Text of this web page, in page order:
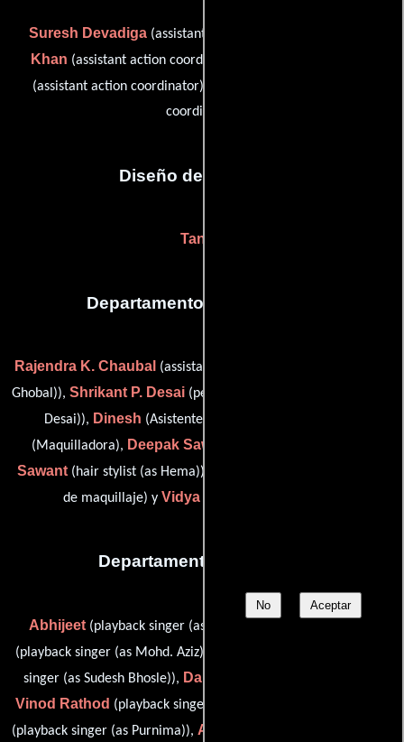
No Aceptar
Suresh Devadiga(assistant action coordinator),
Khan (assistant action coordinator),
(assistant action coordinator) y
coordinator)
Diseño de vestuario
Tantra
Departamento de maquillaje
Rajendra K. Chaubal (assistant makeup artist (as Rajendra K.
Ghobal)), Shrikant P. Desai (personal makeup artist (as Srikant
Desai)), Dinesh (Asistente de maquillaje),
(Maquilladora), Deepak Sawant
Sawant(hair stylist (as Hema)),
de maquillaje) y Vidya(hair stylist (as Vidhya))
Departamento de musica
Abhijeet(playback singer (as Abhijit)),
(playback singer (as Mohd. Aziz)),
singer (as Sudesh Bhosle)), Daler Mehndi
Vinod Rathod (playback singer),
(playback singer (as Purnima)), Alka Yagnik